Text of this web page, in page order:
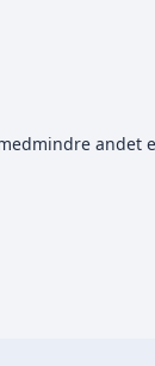
andet